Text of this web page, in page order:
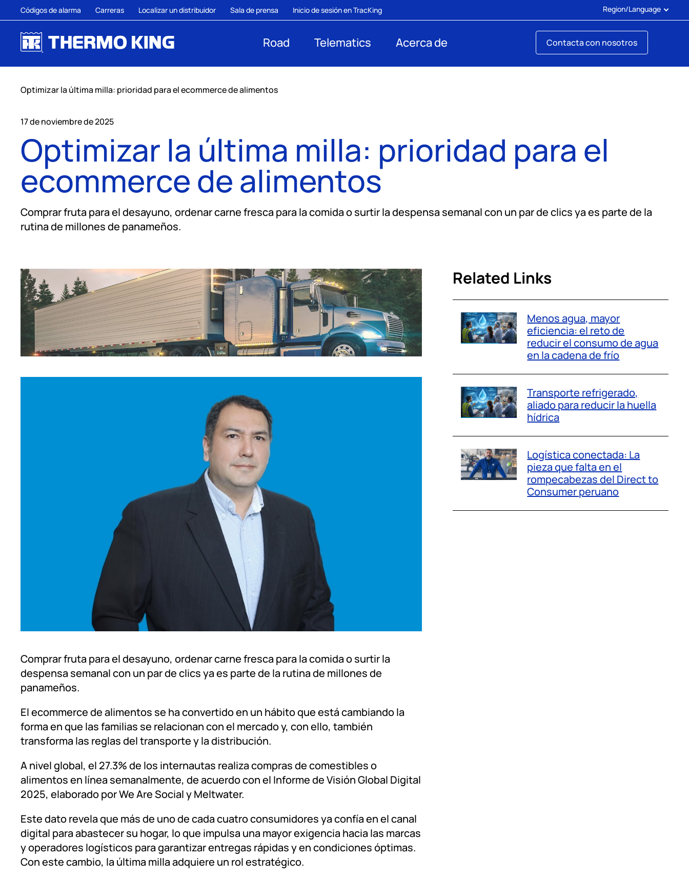
Region/Language
Códigos de alarma Carreras Localizar un distribuidor Sala de prensa Inicio de sesión en TracKing
Road Telematics Acerca de Contacta con nosotros
Optimizar la última milla: prioridad para el ecommerce de alimentos
17 de noviembre de 2025
Optimizar la última milla: prioridad para el
ecommerce de alimentos
Comprar fruta para el desayuno, ordenar carne fresca para la comida o surtir la despensa semanal con un par de clics ya es parte de la
rutina de millones de panameños.
Comprar fruta para el desayuno, ordenar carne fresca para la comida o surtir la
despensa semanal con un par de clics ya es parte de la rutina de millones de
panameños.
El ecommerce de alimentos se ha convertido en un hábito que está cambiando la
forma en que las familias se relacionan con el mercado y, con ello, también
transforma las reglas del transporte y la distribución.
A nivel global, el 27.3% de los internautas realiza compras de comestibles o
alimentos en línea semanalmente, de acuerdo con el Informe de Visión Global Digital
2025, elaborado por We Are Social y Meltwater.
Este dato revela que más de uno de cada cuatro consumidores ya confía en el canal
digital para abastecer su hogar, lo que impulsa una mayor exigencia hacia las marcas
y operadores logísticos para garantizar entregas rápidas y en condiciones óptimas.
Con este cambio, la última milla adquiere un rol estratégico.
Related Links
Menos agua, mayor
eficiencia: el reto de
reducir el consumo de agua
en la cadena de frío
Transporte refrigerado,
aliado para reducir la huella
hídrica
Logística conectada: La
pieza que falta en el
rompecabezas del Direct to
Consumer peruano